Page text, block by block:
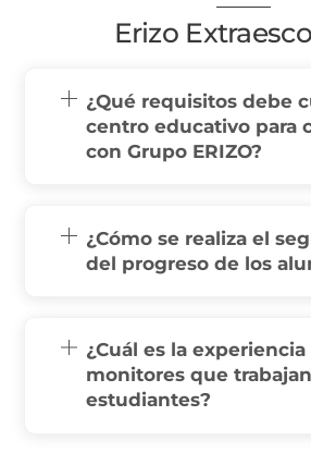
Erizo
¿Qué requisitos debe
centro educativo para
con Grupo ERIZO?
¿Cómo se realiza el
del progreso de los
¿Cuál es la
monitores que
estudiantes?